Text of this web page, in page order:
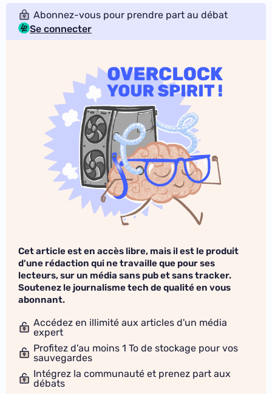
Abonnez-vous pour prendre part au débat
Se connecter
Cet article est en accès libre, mais il est le produit
d'une rédaction qui ne travaille que pour ses
lecteurs, sur un média sans pub et sans tracker.
Soutenez le journalisme tech de qualité en vous
abonnant.
Accédez en illimité aux articles d'un média
expert
Profitez d'au moins 1 To de stockage pour vos
sauvegardes
Intégrez la communauté et prenez part aux
débats